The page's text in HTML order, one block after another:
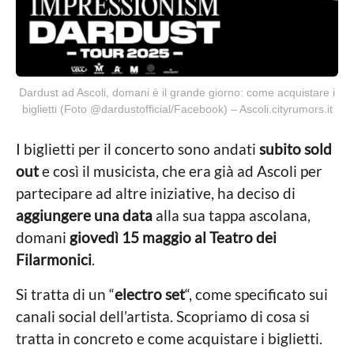
Dardust ad Ascoli, domani è il grande giorno: come acquistare i
biglietti (Foto @dardustofficial/Facebook) – Ascoli.cityrumors.it
I biglietti per il concerto sono andati subito sold
oute così il musicista, che era già ad Ascoli per
partecipare ad altre iniziative, ha deciso di
aggiungere una data alla sua tappa ascolana,
domani giovedì 15 maggio al Teatro dei
Filarmonici.
Si tratta di un “electro set“, come specificato sui
canali social dell’artista. Scopriamo di cosa si
tratta in concreto e come acquistare i biglietti.